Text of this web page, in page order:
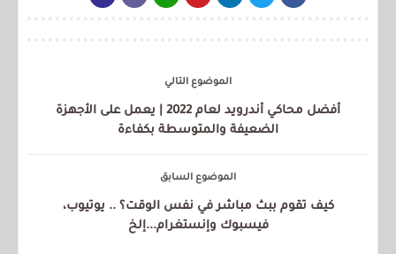
الموضوع التالي
أفضل محاكي أندرويد لعام 2022 | يعمل على الأجهزة
الضعيفة والمتوسطة بكفاءة
الموضوع السابق
كيف تقوم ببث مباشر في نفس الوقت؟ .. يوتيوب،
فيسبوك وإنستغرام...إلخ